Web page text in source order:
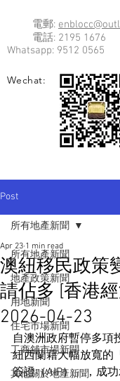
電郵:
電話: 2195 1676
Whatsapp: 9512 0565
Wechat:
Post
所有地產新聞
地產政策新聞
用地新聞
住宅市場新聞
工商舖市場新聞
其他關於地產新聞
所有地產新聞
澳紐移民政策
請佔多 [香港
2026-04-23
Apr 23 1 min read
自澳洲政府暫停多項
紐西蘭藉大幅放寬的
簽證（AIP）」，成